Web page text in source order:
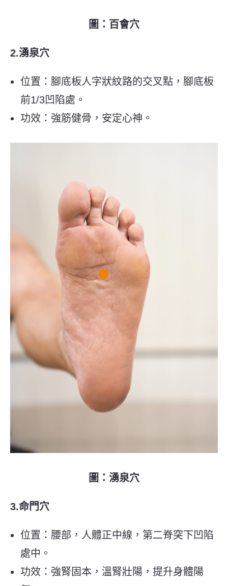
圖：百會穴
2.湧泉穴
位置：腳底板人字狀紋路的交叉點，腳底板
前1/3凹陷處。
功效：強筋健骨，安定心神。
圖：湧泉穴
3.命門穴
位置：腰部，人體正中線，第二脊突下凹陷
處中。
功效：強腎固本，溫腎壯陽，提升身體陽